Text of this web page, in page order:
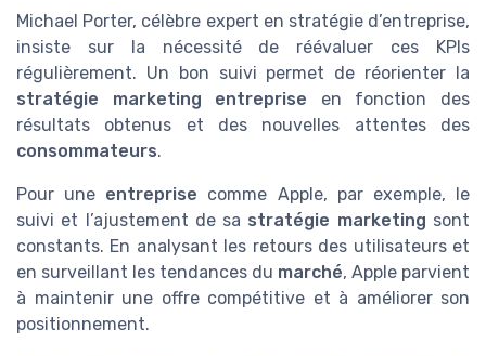
Michael Porter, célèbre expert en stratégie d’entreprise,
insiste sur la nécessité de réévaluer ces KPIs
régulièrement. Un bon suivi permet de réorienter la
stratégie marketing entreprise en fonction des
résultats obtenus et des nouvelles attentes des
consommateurs.
Pour une entreprise comme Apple, par exemple, le
suivi et l’ajustement de sa stratégie marketing sont
constants. En analysant les retours des utilisateurs et
en surveillant les tendances du marché, Apple parvient
à maintenir une offre compétitive et à améliorer son
positionnement.